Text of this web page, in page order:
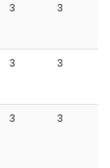
3 3
3 3
3 3